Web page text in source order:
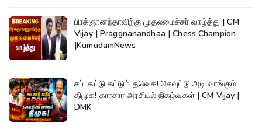
பிரக்ஞானந்தாவிற்கு முதலமைச்சர் வாழ்த்து | CM
Vijay | Praggnanandhaa | Chess Champion
|KumudamNews
சப்பகட்டு கட்டும் தவெக! செவுட்டு அடி வாங்கும்
திமுக! காரசார அரசியல் நிகழ்வுகள் | CM Vijay |
DMK